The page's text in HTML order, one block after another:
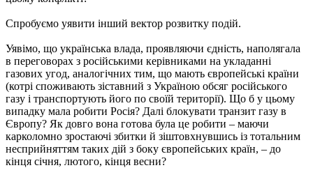
Спробуємо уявити інший вектор розвитку подій.
Уявімо, що українська влада, проявляючи єдність, наполягала
в переговорах з російськими керівниками на укладанні
газових угод, аналогічних тим, що мають європейські країни
(котрі споживають зіставний з Україною обсяг російського
газу і транспортують його по своїй території). Що б у цьому
випадку мала робити Росія? Далі блокувати транзит газу в
Європу? Як довго вона готова була це робити – маючи
карколомно зростаючі збитки й зіштовхнувшись із тотальним
несприйняттям таких дій з боку європейських країн, – до
кінця січня, лютого, кінця весни?